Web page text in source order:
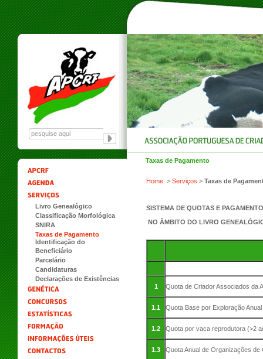
Livro Genealógico
Classificação Morfológica
SNIRA
Taxas de Pagamento
Identificação do
Beneficiário
Parcelário
Candidaturas
Declarações de Existências
Taxas de Pagamento
Home > Serviços > Taxas de
SISTEMA DE QUOTAS E
NO ÂMBITO DO LIVRO
1 Quota de Criador Associados da
1.1 Quota Base por Exploração Anual
1.2 Quota por vaca reprodutora (>2
1.3 Quota Anual de Organizações de